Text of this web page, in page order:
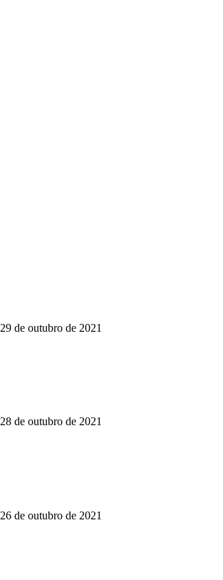
29 de outubro de 2021
28 de outubro de 2021
26 de outubro de 2021